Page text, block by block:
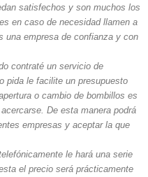
satisfechos y son muchos los
en caso de necesidad llamen a
una empresa de confianza y con
contraté un servicio de
pida le facilite un presupuesto
o cambio de bombillos es
De esta manera podrá
empresas y aceptar la que
le hará una serie
el precio será prácticamente